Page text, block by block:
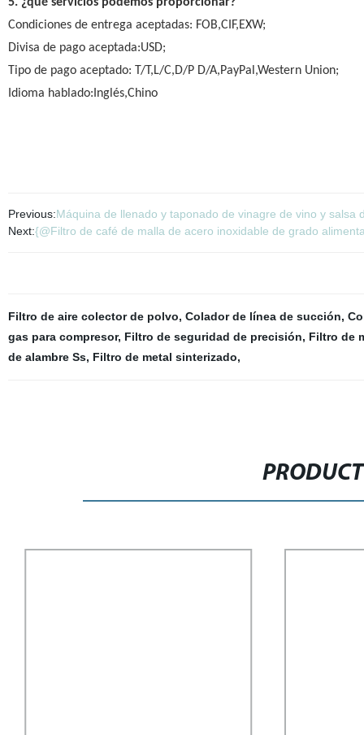
Condiciones de entrega aceptadas: FOB,CIF,EXW;
Divisa de pago aceptada:USD;
Tipo de pago aceptado: T/T,L/C,D/P D/A,PayPal,Western Union;
Idioma hablado:Inglés,Chino
Previous:Máquina de llenado y taponado de vinagre de vino y
Next:{@Filtro de café de malla de acero inoxidable de grado
Filtro de aire colector de polvo, Colador de línea de succión,
gas para compresor, Filtro de seguridad de precisión, Filtro de
de alambre Ss, Filtro de metal sinterizado,